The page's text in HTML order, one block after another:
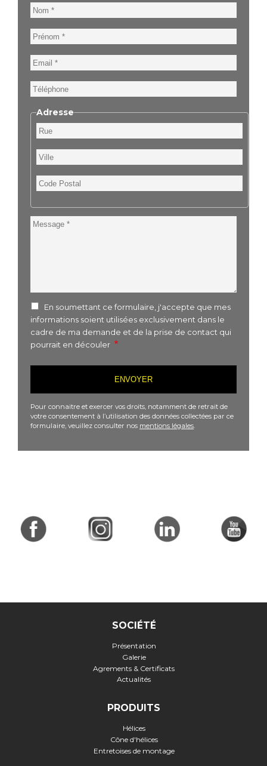
Nom
Prénom
Email
Téléphone
Adresse
Rue
Ville
Code
Postal
Message
En soumettant ce formulaire, j'accepte que mes
informations soient utilisées exclusivement dans le
cadre de ma demande et de la prise de contact qui
pourrait en découler
Pour connaitre et exercer vos droits, notamment de retrait de
votre consentement à l’utilisation des données collectées par ce
formulaire, veuillez consulter nos mentions légales
SOCIÉTÉ
Présentation
Galerie
Agrements & Certificats
Actualités
PRODUITS
Hélices
Cône d'hélices
Entretoises de montage